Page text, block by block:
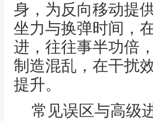
身，为反向移动提
坐力与换弹时间，
进，往往事半功倍
制造混乱，在干扰
提升。
常见误区与高级